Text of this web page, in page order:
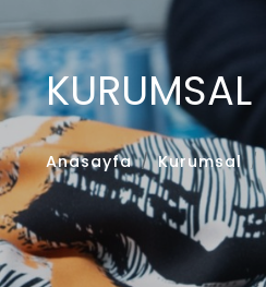
KURUMSAL
Anasayfa Kurumsal